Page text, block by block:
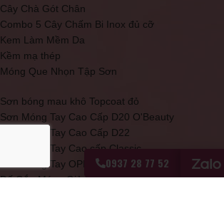
Cây Chà Gót Chân
Combo 5 Cây Chấm Bi Inox đủ cỡ
Kem Làm Mềm Da
Kềm mạ thép
Móng Que Nhọn Tập Sơn
Sơn bóng mau khô Topcoat đỏ
Sơn Móng Tay Cao Cấp D20 O'Beauty
Sơn Móng Tay Cao Cấp D22
Sơn Móng Tay Cao cấp Classic
Sơn Móng Tay OPI Màu Hồng Nude Nhạt – NLE41
Đế Gắn Móng Giả Học Làm Nail
0937 28 77 52